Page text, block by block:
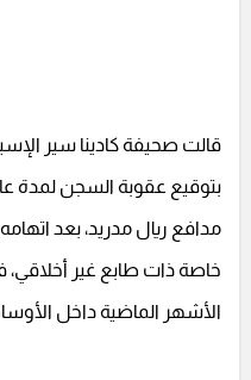
قالت صحيفة كادينا سير
بتوقيع عقوبة السجن لمدة
مدافع ريال مدريد، بعد
خاصة ذات طابع غير أخلاقي،
الأشهر الماضية داخل